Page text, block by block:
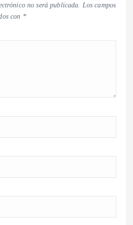
no será publicada. Los campos
con *